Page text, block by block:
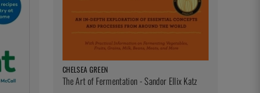
CHELSEA GREEN
The Art of Fermentation - Sandor Ellix Katz